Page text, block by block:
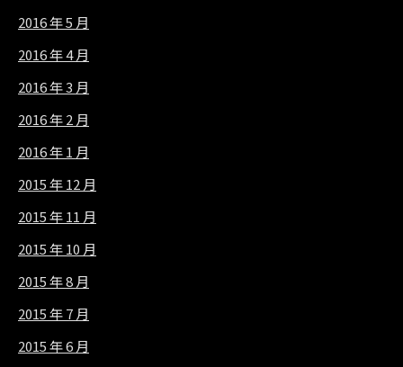
2016 年 5 月
2016 年 4 月
2016 年 3 月
2016 年 2 月
2016 年 1 月
2015 年 12 月
2015 年 11 月
2015 年 10 月
2015 年 8 月
2015 年 7 月
2015 年 6 月